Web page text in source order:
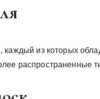
из которых
распространенные